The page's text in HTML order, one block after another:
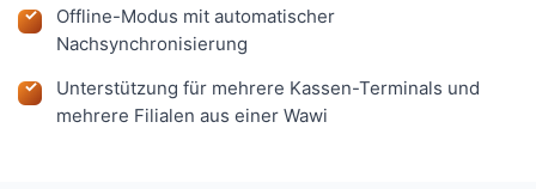
Offline-Modus mit automatischer
Nachsynchronisierung
Unterstützung für mehrere Kassen-Terminals und
mehrere Filialen aus einer Wawi